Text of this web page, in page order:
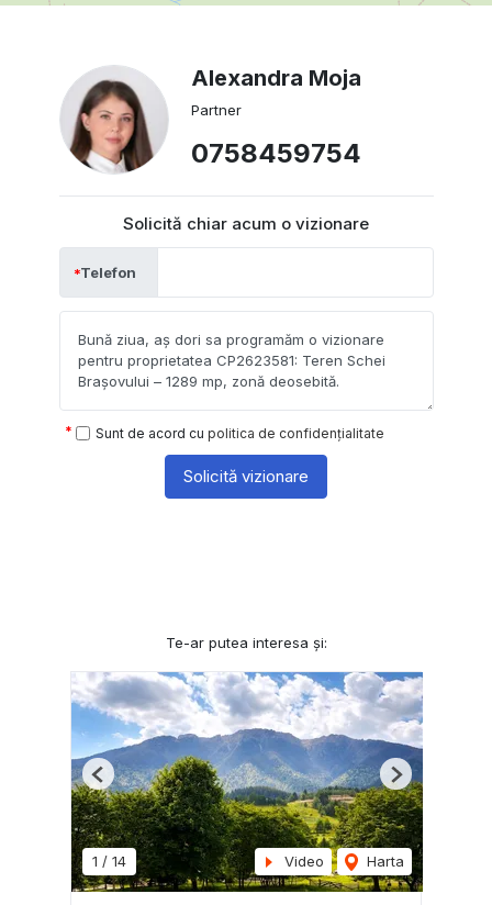
Alexandra Moja
Partner
0758459754
Solicită chiar acum o vizionare
Telefon
Sunt de acord cu politica de confidențialitate
Solicită vizionare
Te-ar putea interesa și:
1 / 14 Video Harta
Previous Next